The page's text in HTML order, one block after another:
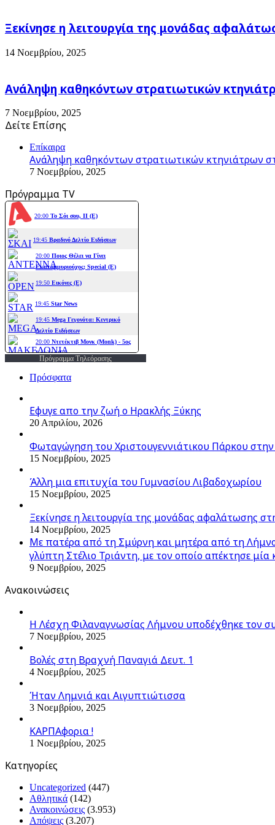
Ξεκίνησε η λειτουργία της μονάδας
14 Νοεμβρίου, 2025
Ανάληψη καθηκόντων στρατιωτικών
7 Νοεμβρίου, 2025
Δείτε Επίσης
Επίκαιρα
Ανάληψη καθηκόντων στρατιωτικών κτηνιάτρων
7 Νοεμβρίου, 2025
Πρόγραμμα TV
Πρόγραμμα Τηλεόρασης
Πρόσφατα
Εφυγε απο την ζωή o Ηρακλής Ξύκης
20 Απριλίου, 2026
Φωταγώγηση του Χριστουγεννιάτικου Πάρκου
15 Νοεμβρίου, 2025
Άλλη μια επιτυχία του Γυμνασίου Λιβαδοχωρίου
15 Νοεμβρίου, 2025
Ξεκίνησε η λειτουργία της μονάδας αφαλάτωσης
14 Νοεμβρίου, 2025
Με πατέρα από τη Σμύρνη και μητέρα από τη
γλύπτη Στέλιο Τριάντη, με τον οποίο απέκτησε
9 Νοεμβρίου, 2025
Ανακοινώσεις
Η Λέσχη Φιλαναγνωσίας Λήμνου υποδέχθηκε τον
7 Νοεμβρίου, 2025
Βολές στη Βραχνή Παναγιά Δευτ. 1
4 Νοεμβρίου, 2025
Ήταν Λημνιά και Αιγυπτιώτισσα
3 Νοεμβρίου, 2025
ΚΑΡΠΑφορια !
1 Νοεμβρίου, 2025
Kατηγορίες
Uncategorized (447)
Αθλητικά (142)
Ανακοινώσεις (3.953)
Απόψεις (3.207)